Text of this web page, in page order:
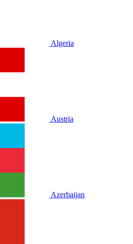
Algeria
Austria
Azerbaijan